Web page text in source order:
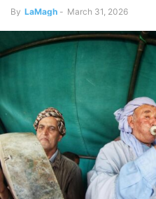
By LaMagh - March 31, 2026